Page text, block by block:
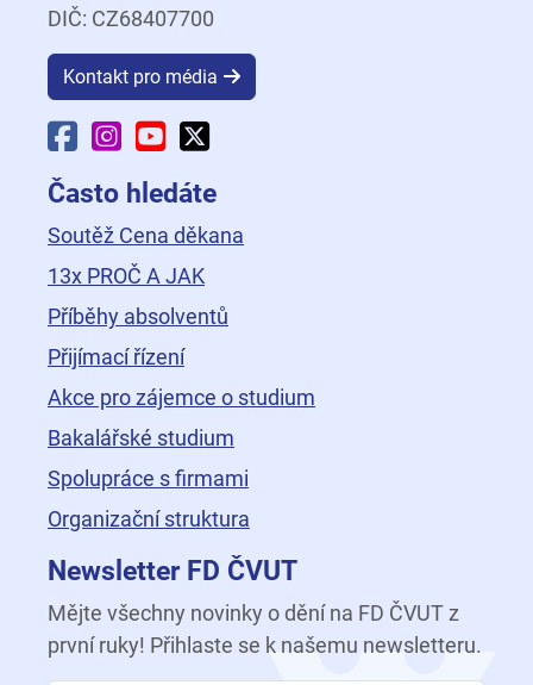
DIČ: CZ68407700
Kontakt pro média
Facebook Fakulty dopravní
Instagram Fakulty dopravní
YouTube Fakulty dopravní
Často hledáte
Soutěž Cena děkana
13x PROČ A JAK
Příběhy absolventů
Přijímací řízení
Akce pro zájemce o studium
Bakalářské studium
Spolupráce s firmami
Organizační struktura
Newsletter FD ČVUT
Mějte všechny novinky o dění na FD ČVUT z
první ruky! Přihlaste se k našemu newsletteru.